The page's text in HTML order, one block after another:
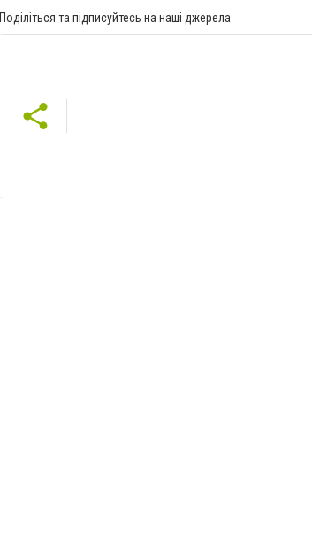
Поділіться та підписуйтесь на наші джерела